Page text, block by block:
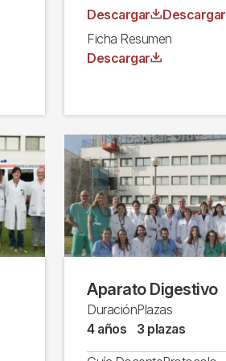
Archivo
Descargar
Archivo
Descargar
Ficha Resumen
Archivo
Descargar
Aparato Digestivo
Duración
4 años
Plazas
3 plazas